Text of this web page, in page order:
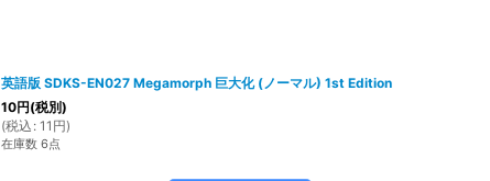
英語版 SDKS-EN027 Megamorph 巨大化 (ノーマル) 1st Edition
10円(税別)
(税込 : 11 円)
在庫数 6点